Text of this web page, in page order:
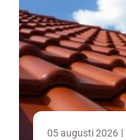
05 augusti 2026